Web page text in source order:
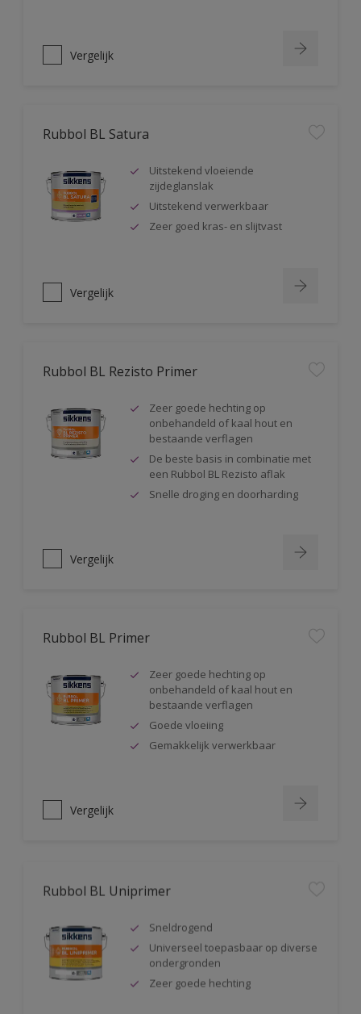
Vergelijk
Rubbol BL Satura
Uitstekend vloeiende
zijdeglanslak
Uitstekend verwerkbaar
Zeer goed kras- en slijtvast
Vergelijk
Rubbol BL Rezisto Primer
Zeer goede hechting op
onbehandeld of kaal hout en
bestaande verflagen
De beste basis in combinatie met
een Rubbol BL Rezisto aflak
Snelle droging en doorharding
Vergelijk
Rubbol BL Primer
Zeer goede hechting op
onbehandeld of kaal hout en
bestaande verflagen
Goede vloeiing
Gemakkelijk verwerkbaar
Vergelijk
Rubbol BL Uniprimer
Sneldrogend
Universeel toepasbaar op diverse
ondergronden
Zeer goede hechting